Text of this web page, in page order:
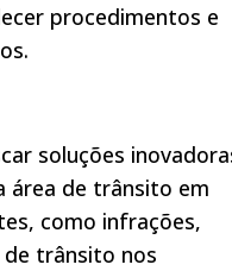
procedimentos e
soluções
área de trânsito em
como infrações,
de trânsito nos